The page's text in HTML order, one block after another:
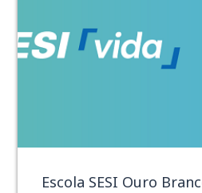
Escola SESI Ouro